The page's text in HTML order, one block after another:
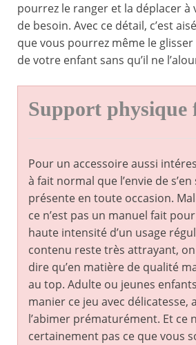
pourrez le ranger et la déplacer à
de besoin. Avec ce détail, c’est
que vous pourrez même le
de votre enfant sans qu’il ne
Support physique
Pour un accessoire aussi
à fait normal que l’envie de
présente en toute occasion.
ce n’est pas un manuel fait
haute intensité d’un usage
contenu reste très attrayant,
dire qu’en matière de qualité
au top. Adulte ou jeunes
manier ce jeu avec délicatesse,
l’abimer prématurément. Et ce
certainement pas ce que vous